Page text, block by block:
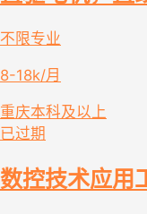
不限专业
8-18k/月
重庆本科及以上
已过期
数控技术应用